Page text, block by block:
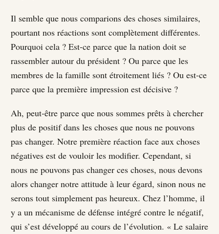
Il semble que nous comparions des choses similaires,
pourtant nos réactions sont complètement différentes.
Pourquoi cela ? Est-ce parce que la nation doit se
rassembler autour du président ? Ou parce que les
membres de la famille sont étroitement liés ? Ou est-ce
parce que la première impression est décisive ?
Ah, peut-être parce que nous sommes prêts à chercher
plus de positif dans les choses que nous ne pouvons
pas changer. Notre première réaction face aux choses
négatives est de vouloir les modifier. Cependant, si
nous ne pouvons pas changer ces choses, nous devons
alors changer notre attitude à leur égard, sinon nous ne
serons tout simplement pas heureux. Chez l’homme, il
y a un mécanisme de défense intégré contre le négatif,
qui s’est développé au cours de l’évolution. « Le salaire